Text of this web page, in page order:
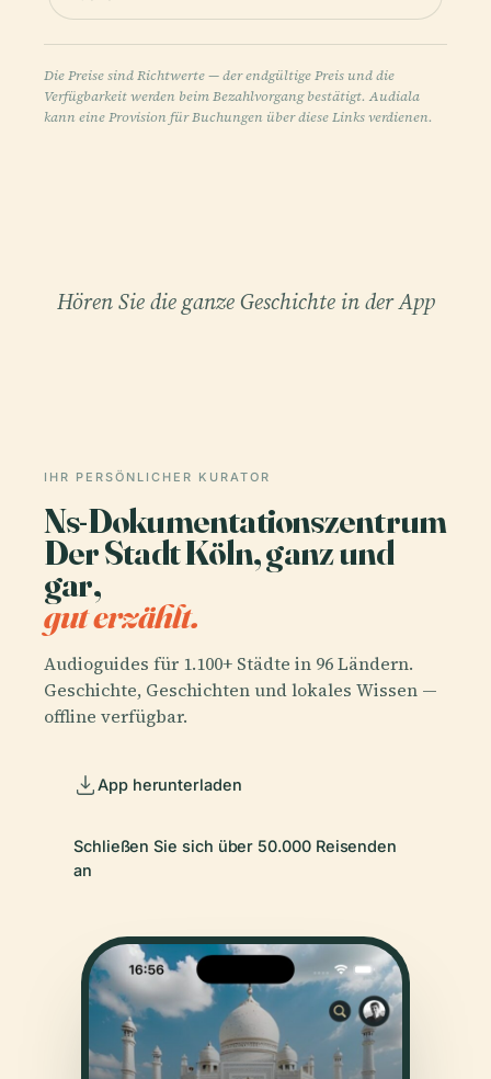
Die Preise sind Richtwerte — der endgültige Preis und die
Verfügbarkeit werden beim Bezahlvorgang bestätigt. Audiala
kann eine Provision für Buchungen über diese Links verdienen.
Hören Sie die ganze Geschichte in der App
IHR PERSÖNLICHER KURATOR
Ns-Dokumentationszentrum
Der Stadt Köln, ganz und
gar,
gut erzählt.
Audioguides für 1.100+ Städte in 96 Ländern.
Geschichte, Geschichten und lokales Wissen —
offline verfügbar.
App herunterladen
Schließen Sie sich über 50.000 Reisenden
an